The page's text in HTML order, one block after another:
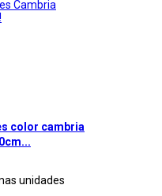
color cambria
unidades